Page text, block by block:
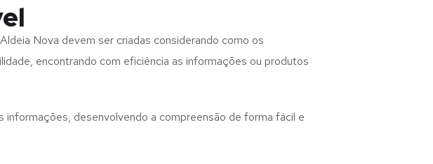
Nova devem ser criadas considerando como os
encontrando com eficiência as informações ou produtos
desenvolvendo a compreensão de forma fácil e